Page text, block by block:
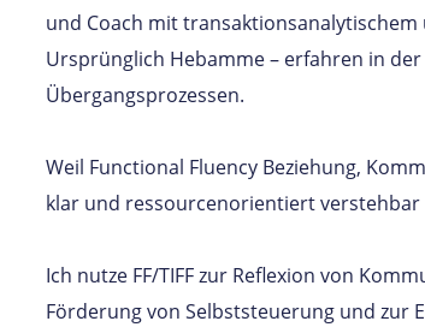
und Coach mit
Ursprünglich Hebamme – erfahren in
Übergangsprozessen.
Weil Functional Fluency Beziehung,
klar und ressourcenorientiert verstehbar
Ich nutze FF/TIFF zur Reflexion von
Förderung von Selbststeuerung und zur